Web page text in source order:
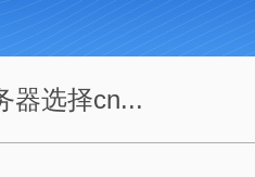
器选择cn...